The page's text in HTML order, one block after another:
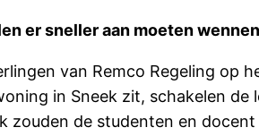
er sneller aan moeten
van Remco Regeling op
in Sneek zit, schakelen
zouden de studenten en